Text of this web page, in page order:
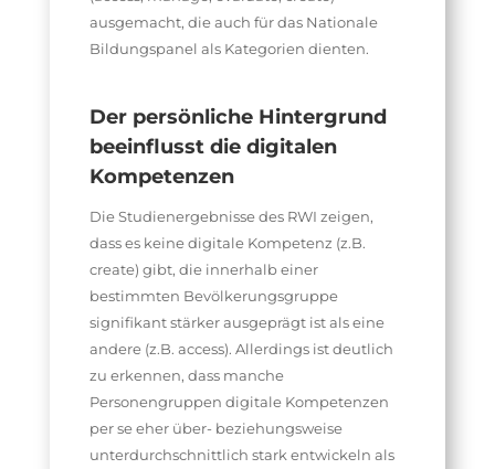
ausgemacht, die auch für das Nationale
Bildungspanel als Kategorien dienten.
Der persönliche Hintergrund
beeinflusst die digitalen
Kompetenzen
Die Studienergebnisse des RWI zeigen,
dass es keine digitale Kompetenz (z.B.
create) gibt, die innerhalb einer
bestimmten Bevölkerungsgruppe
signifikant stärker ausgeprägt ist als eine
andere (z.B. access). Allerdings ist deutlich
zu erkennen, dass manche
Personengruppen digitale Kompetenzen
per se eher über- beziehungsweise
unterdurchschnittlich stark entwickeln als